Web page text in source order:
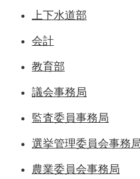
上下水道部
会計
教育部
議会事務局
監査委員事務局
選挙管理委員会事務
農業委員会事務局